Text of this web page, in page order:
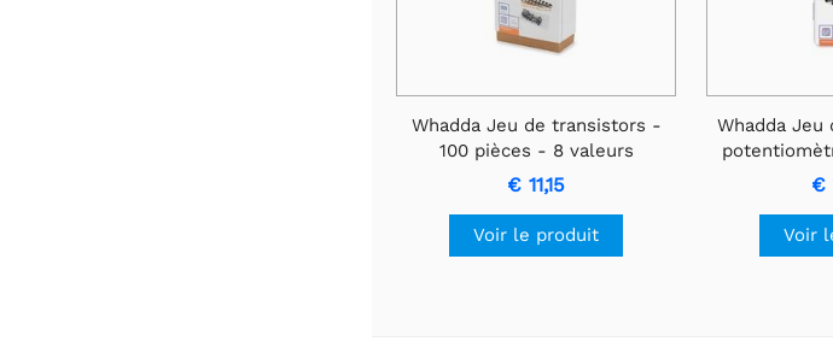
Whadda Jeu de transistors -
100 pièces - 8 valeurs
€ 11,15
Voir le produit
Whadda
de€
Voir